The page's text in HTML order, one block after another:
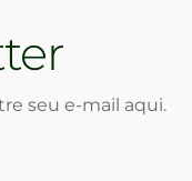
seu e-mail aqui.